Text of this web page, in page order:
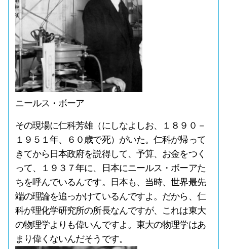
ニールス・ボーア
その現場に仁科芳雄（にしなよしお、１８９０－
１９５１年、６０歳で死）がいた。仁科が帰って
きてから日本政府を説得して、予算、お金をつく
って、１９３７年に、日本にニールス・ボーアた
ちを呼んでいるんです。日本も、当時、世界最先
端の理論を追っかけているんですよ。だから、仁
科が理化学研究所の所長なんですが、これは東大
の物理学よりも偉いんですよ。東大の物理学はあ
まり偉くないんだそうです。